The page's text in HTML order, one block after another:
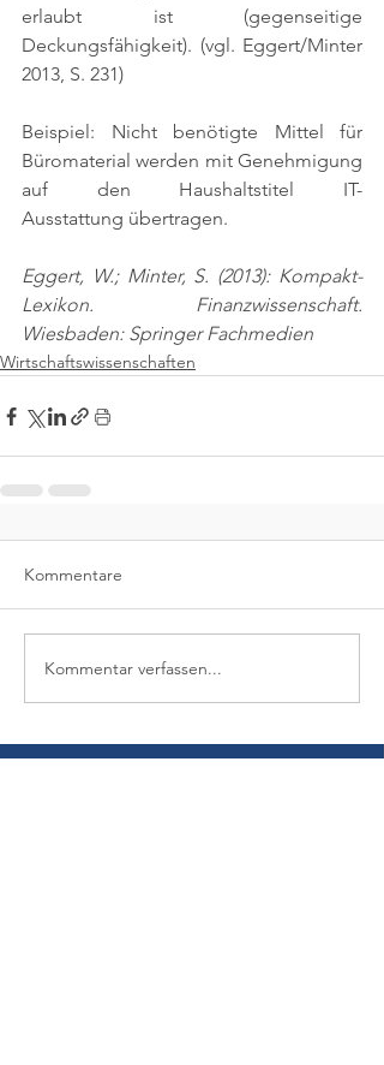
erlaubt ist (gegenseitige
Deckungsfähigkeit). (vgl. Eggert/Minter
2013, S. 231)
Beispiel: Nicht benötigte Mittel für
Büromaterial werden mit Genehmigung
auf den Haushaltstitel IT-
Ausstattung übertragen.
Eggert, W.; Minter, S. (2013): Kompakt-
Lexikon. Finanzwissenschaft.
Wiesbaden: Springer Fachmedien
Wirtschaftswissenschaften
Kommentare
Kommentar verfassen...